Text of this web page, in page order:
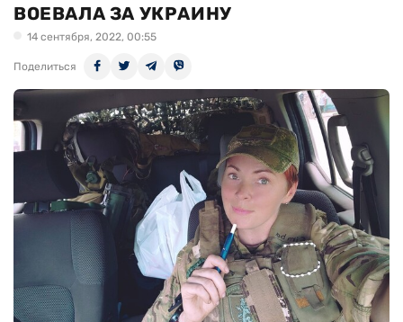
ВОЕВАЛА ЗА УКРАИНУ
14 сентября, 2022, 00:55
Поделиться